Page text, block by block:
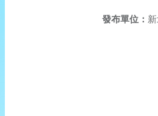
發布單位：